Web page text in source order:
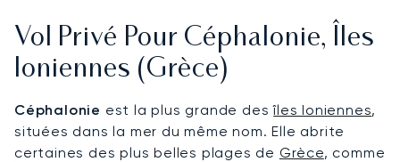
Vol Privé Pour Céphalonie, Îles
Ioniennes (Grèce)
Céphalonie est la plus grande desîles Ioniennes,
situées dans la mer du même nom. Elle abrite
certaines des plus belles plages de Grèce, comme